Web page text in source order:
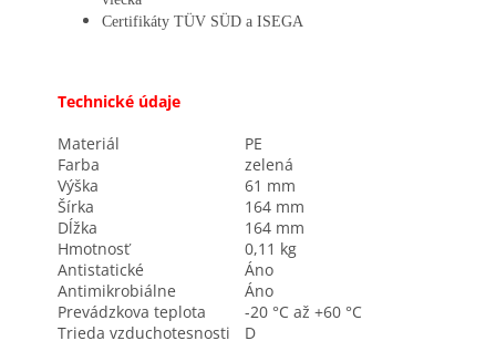
Certifikáty TÜV SÜD a ISEGA
Technické údaje
Materiál
PE
Farba
zelená
Výška
61 mm
Šírka
164 mm
Dĺžka
164 mm
Hmotnosť
0,11 kg
Antistatické
Áno
Antimikrobiálne
Áno
Prevádzkova teplota
-20 °C až +60 °C
Trieda vzduchotesnosti
D